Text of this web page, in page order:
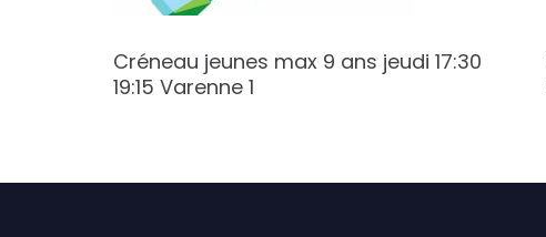
Créneau jeunes max 9 ans jeudi 17:30
19:15 Varenne 1